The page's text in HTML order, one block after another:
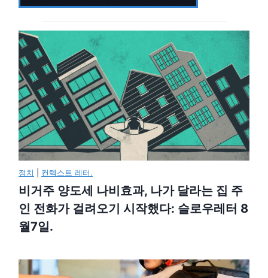
정치 컨텍스트 레터.
비거주 양도세 나비효과, 나가 달라는 집 주
인 전화가 걸려오기 시작했다: 슬로우레터 8
월7일.